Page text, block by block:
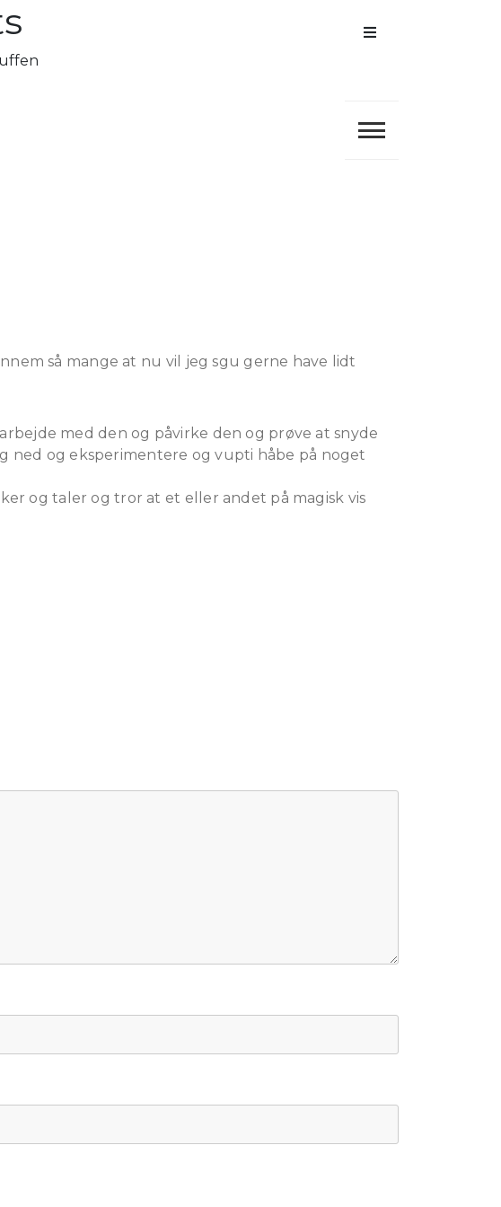
så mange at nu vil jeg sgu gerne have lidt
med den og påvirke den og prøve at snyde
ned og eksperimentere og vupti håbe på noget
og taler og tror at et eller andet på magisk vis